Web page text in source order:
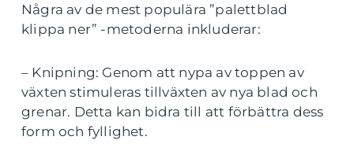
Några av de mest populära ”palettblad
klippa ner” -metoderna inkluderar:
– Knipning: Genom att nypa av toppen av
växten stimuleras tillväxten av nya blad och
grenar. Detta kan bidra till att förbättra dess
form och fyllighet.